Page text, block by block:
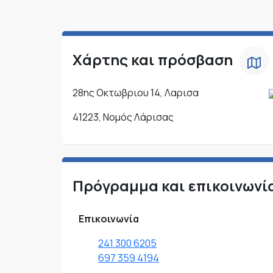
Χάρτης και πρόσβαση
28ης Οκτωβριου 14, Λαρισα
41223, Νομός Λάρισας
Πρόγραμμα και
Επικοινωνία
241 300 6205
697 359 4194